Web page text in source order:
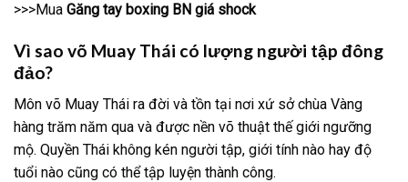
>>>Mua Găng tay boxing BN giá shock
Vì sao võ Muay Thái có lượng người tập đông
đảo?
Môn võ Muay Thái ra đời và tồn tại nơi xứ sở chùa Vàng
hàng trăm năm qua và được nền võ thuật thế giới ngưỡng
mộ. Quyền Thái không kén người tập, giới tính nào hay độ
tuổi nào cũng có thể tập luyện thành công.